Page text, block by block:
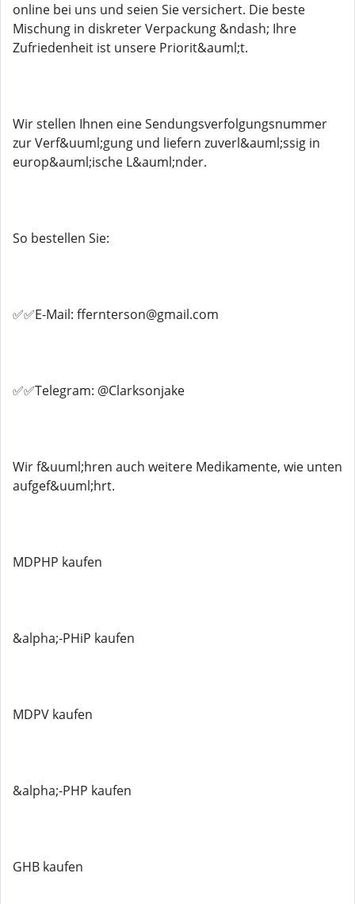
online bei uns und seien Sie versichert. Die beste
Mischung in diskreter Verpackung &ndash; Ihre
Zufriedenheit ist unsere Priorit&auml;t.
Wir stellen Ihnen eine Sendungsverfolgungsnummer
zur Verf&uuml;gung und liefern zuverl&auml;ssig in
europ&auml;ische L&auml;nder.
So bestellen Sie:
✅✅E-Mail: ffernterson@gmail.com
✅✅Telegram: @Clarksonjake
Wir f&uuml;hren auch weitere Medikamente, wie unten
aufgef&uuml;hrt.
MDPHP kaufen
&alpha;-PHiP kaufen
MDPV kaufen
&alpha;-PHP kaufen
GHB kaufen